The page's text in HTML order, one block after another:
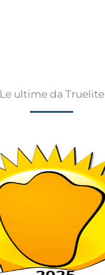
Le ultime da Truelite